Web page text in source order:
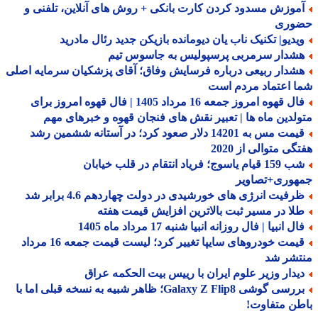
مسدود کردن کارت بانکی + روش های آنلاین، تلفنی و
تکنیک ناب یان دیومانده بازیکن جدید رئال مادرید
سرمربی پرسپولیس به جاسوس تیم
ربیعی درباره فرسایش وفاق؛ آقای پزشکیان سرمایه اصلی
اعتماد مردم است
فال قهوه امروز جمعه 16 مرداد 1405 | فال قهوه امروز برای
ماه ها | تعبیر نقش های فنجان قهوه و خبرهای مهم
قیمت مس به 14201 دلار صعود کرد؛ در آستانه ششمین رشد
متوالی از 2020
شب 159 قیام یاسوج؛ فریاد انتقام در قلب خیابان
انرژی های خورشیدی در دولت چهاردهم 4.6 برابر شد
در مسیر ثبت بالاترین افزایش قیمت هفته
انبیا | فال روزانه انبیا شنبه 17 مرداد ماه 1405
قیمت خودروهای سایپا تغییر کرد؛ لیست قیمت جمعه 16 مرداد
شد
وزیر علوم ایران با رییس بیت الحکمه عراق
بررسی گوشی Galaxy Z Flip8؛ ظاهر شبیه به نسخه قبلی اما با
متفاوت!